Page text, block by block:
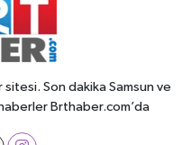
sitesi. Son dakika Samsun ve
Brthaber.com’da